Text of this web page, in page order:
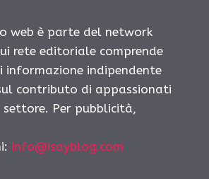
web è parte del network
rete editoriale comprende
informazione indipendente
contributo di appassionati
Per pubblicità,
info@isayblog.com